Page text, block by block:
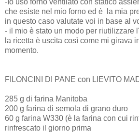
che esiste nel mio forno ed è la mia
in questo caso valutate voi in base al
- il mio è stato un modo per riutilizzare
la ricetta è uscita così come mi girava
momento.
FILONCINI DI PANE con LIEVITO
285 g di farina Manitoba
200 g farina di semola di grano duro
60 g farina W330 (è la farina con cui
rinfrescato il giorno prima